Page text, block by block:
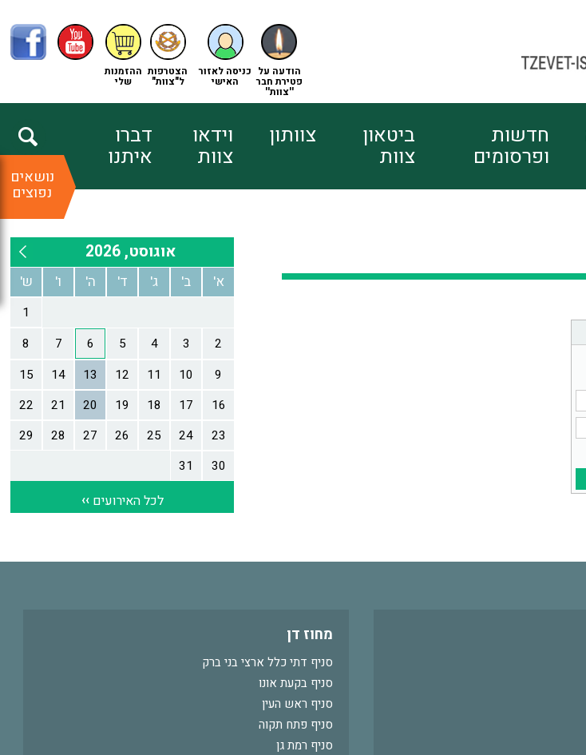
ההזמנות
שלי
הצטרפות
ל"צוות"
כניסה לאזור
האישי
הודעה על
פטירת חבר
''צוות''
חדשות
ופרסומים
ביטאון
צוות
צוותון וידאו
צוות
דברו
איתנו
נושאים
נפוצים
מחוז דן
סניף דתי כלל ארצי בני ברק
סניף בקעת אונו
סניף ראש העין
סניף פתח תקוה
סניף רמת גן